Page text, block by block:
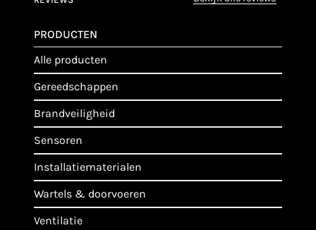
PRODUCTEN
alle producten
gereedschappen
brandveiligheid
sensoren
installatiematerialen
wartels & doorvoeren
ventilatie